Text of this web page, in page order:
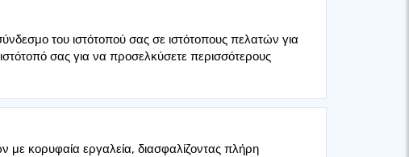
του ιστότοπού σας σε ιστότοπους πελατών για
σας για να προσελκύσετε περισσότερους
με κορυφαία εργαλεία, διασφαλίζοντας πλήρη